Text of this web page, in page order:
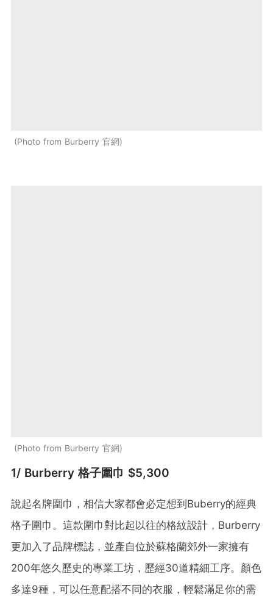
Photo from Burberry 官網
Photo from Burberry 官網
1/ Burberry 格子圍巾 $5,300
說起名牌圍巾，相信大家都會必定想到Buberry的經典
格子圍巾。這款圍巾對比起以往的格紋設計，Burberry
更加入了品牌標誌，並產自位於蘇格蘭郊外一家擁有
200年悠久歷史的專業工坊，歷經30道精細工序。顏色
多達9種，可以任意配搭不同的衣服，輕鬆滿足你的需